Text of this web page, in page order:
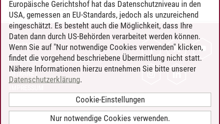
Timo Leder/30.06.2024
KONTAKT
LEUPHANA ALS ARBEITGEBER
INTRANET
BARRIEREFREIHEIT
Europäische Gerichtshof hat das Datenschutzniveau in den
USA, gemessen an EU-Standards, jedoch als unzureichend
eingeschätzt. Es besteht auch die Möglichkeit, dass Ihre
Daten dann durch US-Behörden verarbeitet werden können.
Wenn Sie auf "Nur notwendige Cookies verwenden" klicken,
findet die vorgehend beschriebene Übermittlung nicht statt.
Nähere Informationen hierzu entnehmen Sie bitte unserer
Datenschutzerklärung.
Cookie-Einstellungen
Nur notwendige Cookies verwenden.